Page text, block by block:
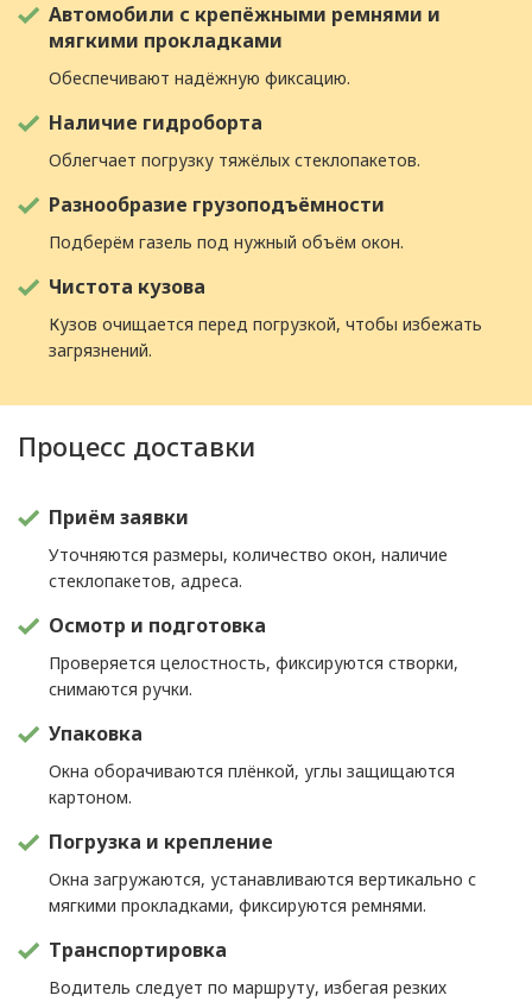
Автомобили с крепёжными ремнями и
мягкими прокладками
Обеспечивают надёжную фиксацию.
Наличие гидроборта
Облегчает погрузку тяжёлых стеклопакетов.
Разнообразие грузоподъёмности
Подберём газель под нужный объём окон.
Чистота кузова
Кузов очищается перед погрузкой, чтобы избежать
загрязнений.
Процесс доставки
Приём заявки
Уточняются размеры, количество окон, наличие
стеклопакетов, адреса.
Осмотр и подготовка
Проверяется целостность, фиксируются створки,
снимаются ручки.
Упаковка
Окна оборачиваются плёнкой, углы защищаются
картоном.
Погрузка и крепление
Окна загружаются, устанавливаются вертикально с
мягкими прокладками, фиксируются ремнями.
Транспортировка
Водитель следует по маршруту, избегая резких